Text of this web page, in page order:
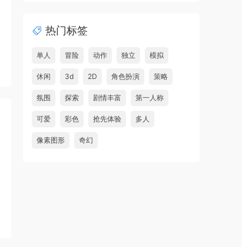
虾仔游戏
Greatest Author
虾仔游戏 2小时前
Block
首发 迷宫村庄/Mazey Village
热门标签
单人 冒险 动作 独立 模拟
休闲 3d 2D 角色扮演 策略
氛围 探索 剧情丰富 第一人称
可爱 彩色 抢先体验 多人
像素图形 奇幻